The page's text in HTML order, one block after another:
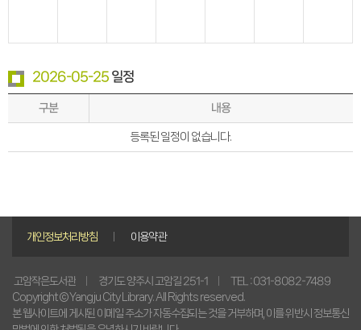
2026-05-25일정
구분 내용
등록된 일정이 없습니다.
개인정보처리방침 이용약관
고암작은도서관 경기도 양주시 고암길 251-1 TEL : 031-8082-7489
Copyright © Yangju City Library. All Rights reserved.
본 웹사이트에 게시된 이메일 주소가 자동수집되는 것을 거부하며, 이를 위반시 정보통신